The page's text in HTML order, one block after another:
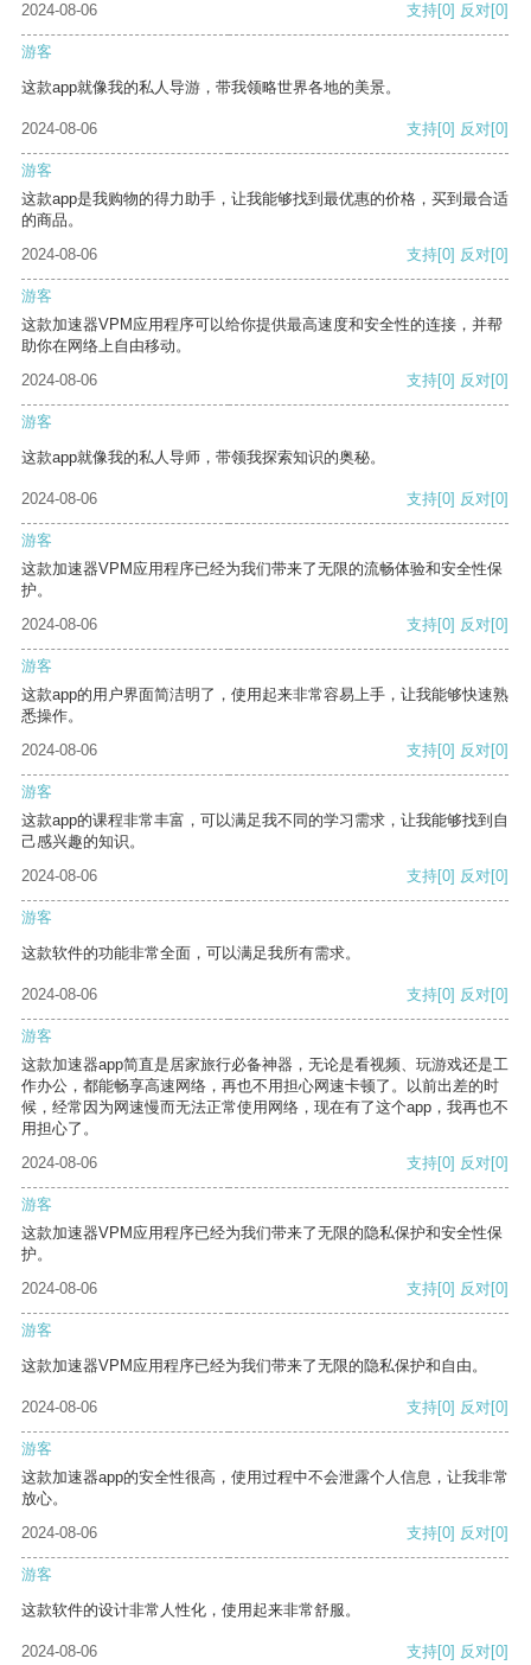
2024-08-06 支持[0] 反对[0]
游客
这款app就像我的私人导游，带我领略世界各地的美景。
2024-08-06 支持[0] 反对[0]
游客
这款app是我购物的得力助手，让我能够找到最优惠的价格，买到最合适
的商品。
2024-08-06
支持[0] 反对[0]
游客
这款加速器VPM应用程序可以给你提供最高速度和安全性的连接，并帮
助你在网络上自由移动。
2024-08-06
支持[0] 反对[0]
游客
这款app就像我的私人导师，带领我探索知识的奥秘。
2024-08-06 支持[0] 反对[0]
游客
这款加速器VPM应用程序已经为我们带来了无限的流畅体验和安全性保
护。
2024-08-06
支持[0] 反对[0]
游客
这款app的用户界面简洁明了，使用起来非常容易上手，让我能够快速熟
悉操作。
2024-08-06
支持[0] 反对[0]
游客
这款app的课程非常丰富，可以满足我不同的学习需求，让我能够找到自
己感兴趣的知识。
2024-08-06
支持[0] 反对[0]
游客
这款软件的功能非常全面，可以满足我所有需求。
2024-08-06 支持[0] 反对[0]
游客
这款加速器app简直是居家旅行必备神器，无论是看视频、玩游戏还是工
作办公，都能畅享高速网络，再也不用担心网速卡顿了。以前出差的时
候，经常因为网速慢而无法正常使用网络，现在有了这个app，我再也不
用担心了。
2024-08-06
支持[0] 反对[0]
游客
这款加速器VPM应用程序已经为我们带来了无限的隐私保护和安全性保
护。
2024-08-06
支持[0] 反对[0]
游客
这款加速器VPM应用程序已经为我们带来了无限的隐私保护和自由。
2024-08-06 支持[0] 反对[0]
游客
这款加速器app的安全性很高，使用过程中不会泄露个人信息，让我非常
放心。
2024-08-06
支持[0] 反对[0]
游客
这款软件的设计非常人性化，使用起来非常舒服。
2024-08-06 支持[0] 反对[0]